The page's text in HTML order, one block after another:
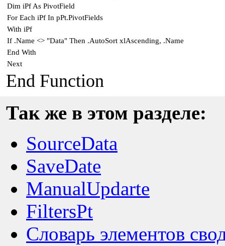
Dim iPf As PivotField
For Each iPf In pPt.PivotFields
With iPf
If .Name <> "Data" Then .AutoSort xlAscending, .Name
End With
Next
End Function
Так же в этом разделе:
SourceData
SaveDate
ManualUpdarte
FiltersPt
Словарь элементов